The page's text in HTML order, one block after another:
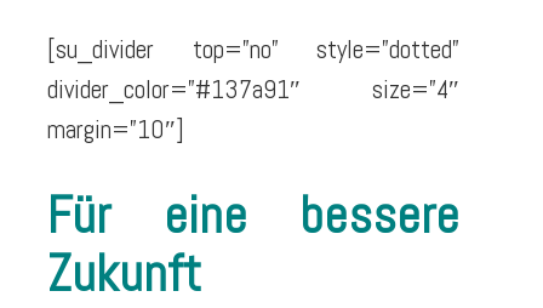
[su_divider top=”no” style=”dotted”
divider_color=”#137a91″ size=”4″
margin=”10″]
Für eine bessere
Zukunft